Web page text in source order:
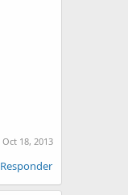
Oct 18, 2013
Responder